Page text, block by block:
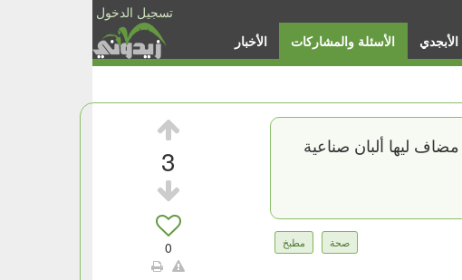
تسجيل الدخول
الأخبار الأسئلة والمشاركات الأبجدي
3
0
ليها ألبان صناعية
صحة مطبخ